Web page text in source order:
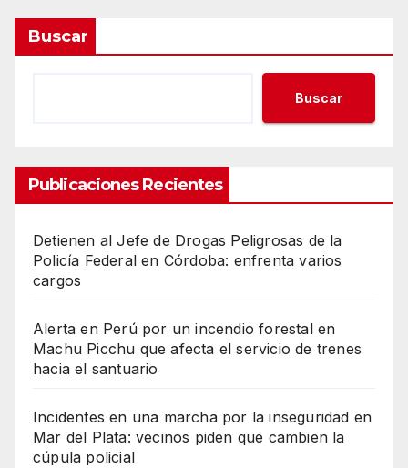
Buscar
Buscar
Publicaciones Recientes
Detienen al Jefe de Drogas Peligrosas de la
Policía Federal en Córdoba: enfrenta varios
cargos
Alerta en Perú por un incendio forestal en
Machu Picchu que afecta el servicio de trenes
hacia el santuario
Incidentes en una marcha por la inseguridad en
Mar del Plata: vecinos piden que cambien la
cúpula policial